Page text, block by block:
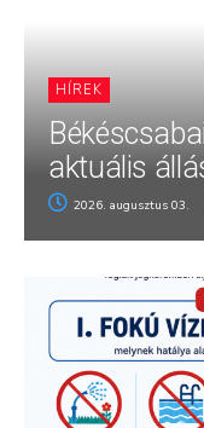
HÍREK
aktuális
2026. augusztus 03.